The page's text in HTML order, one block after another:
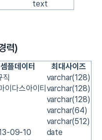
text
력)
셈플데이터
최대사이즈
직
varchar(128)
이다스아이티 varchar(128)
varchar(128)
varchar(64)
varchar(512)
09-10
date